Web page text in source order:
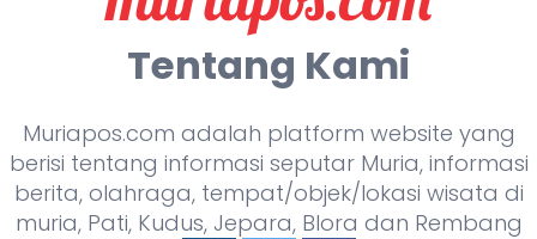
Tentang Kami
Muriapos.com adalah platform website yang
berisi tentang informasi seputar Muria, informasi
berita, olahraga, tempat/objek/lokasi wisata di
muria, Pati, Kudus, Jepara, Blora dan Rembang